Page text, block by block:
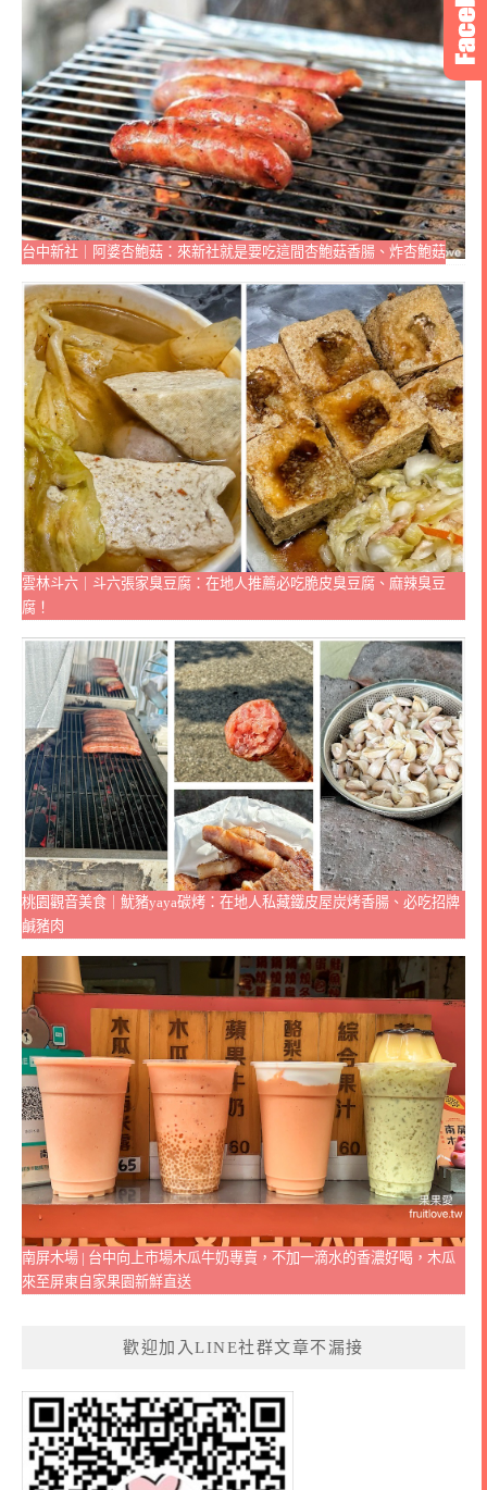
台中新社｜阿婆杏鮑菇：來新社就是要吃這間杏鮑菇香腸、炸杏鮑菇
雲林斗六｜斗六張家臭豆腐：在地人推薦必吃脆皮臭豆腐、麻辣臭豆
腐！
桃園觀音美食｜魷豬yaya碳烤：在地人私藏鐵皮屋炭烤香腸、必吃招牌
鹹豬肉
南屏木場 | 台中向上市場木瓜牛奶專賣，不加一滴水的香濃好喝，木瓜
來至屏東自家果園新鮮直送
歡迎加入LINE社群文章不漏接